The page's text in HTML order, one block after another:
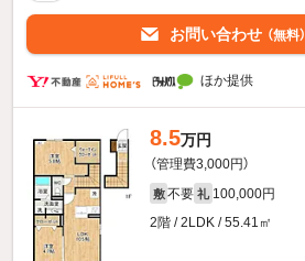
お問い合わせ （無料）
ほか提供
8.5万円
（管理費3,000円）
敷 不要 礼 100,000円
2階 / 2LDK / 55.41㎡